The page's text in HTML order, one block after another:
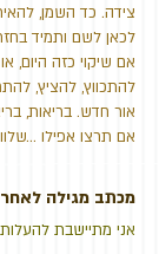
צידה. כד השמן,
לכאן לשם ותמיד
אם שיקוי כזה היום,
להתכווץ, להציץ,
אור חדש. בריאות,
אם תרצו אפילו
מכתב מגילה
אני מתיישבת